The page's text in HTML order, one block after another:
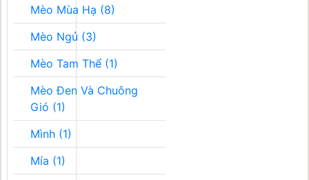
Mèo Mùa Hạ (8)
Mèo Ngủ (3)
Mèo Tam Thể (1)
Mèo Đen Và Chuông
Gió (1)
Mình (1)
Mía (1)